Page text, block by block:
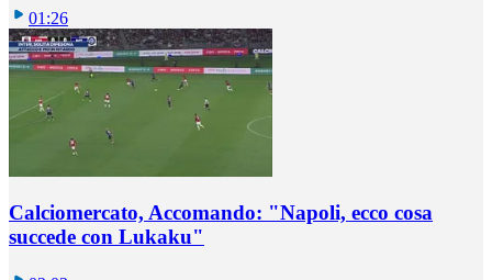
01:26
Calciomercato, Accomando: "Napoli, ecco cosa
succede con Lukaku"